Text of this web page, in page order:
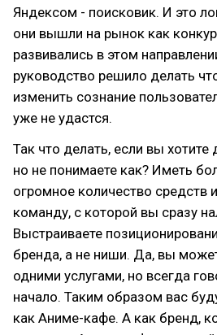
Яндексом - поисковик. И это
они вышли на рынок как
развивались в этом
руководство решило делать
изменить сознание
уже не удастся.
Так что делать, если вы хотите
но не понимаете как? Иметь
огромное количество средств
команду, с которой вы сразу
Выстраиваете
бренда, а не ниши. Да, вы
одними услугами, но всегда
начало. Таким образом вас
как Аниме-кафе. А как бренд,